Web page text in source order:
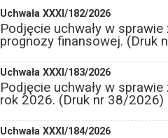
Uchwała XXXI/182/2026
Podjęcie uchwały w
prognozy finansowej. (Druk
Uchwała XXXI/183/2026
Podjęcie uchwały w
rok 2026. (Druk nr 38/2026)
Uchwała XXXI/184/2026